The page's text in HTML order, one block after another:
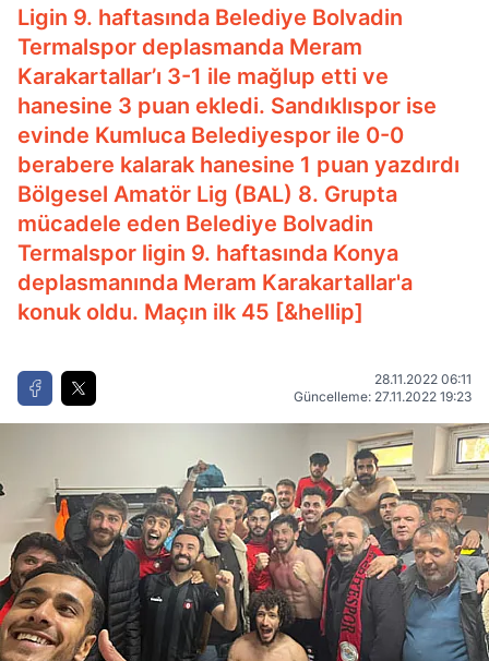
Ligin 9. haftasında Belediye Bolvadin
Termalspor deplasmanda Meram
Karakartallar’ı 3-1 ile mağlup etti ve
hanesine 3 puan ekledi. Sandıklıspor ise
evinde Kumluca Belediyespor ile 0-0
berabere kalarak hanesine 1 puan yazdırdı
Bölgesel Amatör Lig (BAL) 8. Grupta
mücadele eden Belediye Bolvadin
Termalspor ligin 9. haftasında Konya
deplasmanında Meram Karakartallar'a
konuk oldu. Maçın ilk 45 [&hellip]
28.11.2022 06:11
Güncelleme: 27.11.2022 19:23